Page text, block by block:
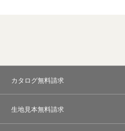
カタログ無料請求
生地見本無料請求